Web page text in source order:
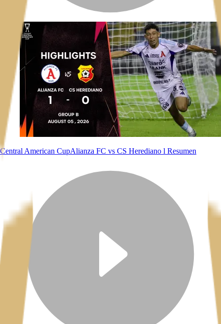
Central American CupAlianza FC vs CS Herediano l Resumen